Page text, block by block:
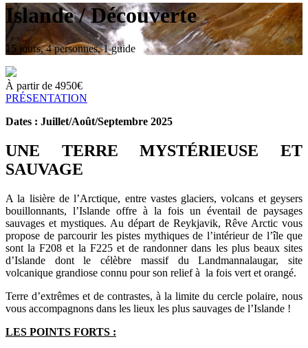
Islande / Découverte
15 jours, 4 personnes, 1 guide
À partir de 4950€
PRÉSENTATION
Dates : Juillet/Août/Septembre 2025
UNE TERRE MYSTÉRIEUSE ET
SAUVAGE
A la lisière de l’Arctique, entre vastes glaciers, volcans et geysers
bouillonnants, l’Islande offre à la fois un éventail de paysages
sauvages et mystiques. Au départ de Reykjavik, Rêve Arctic vous
propose de parcourir les pistes mythiques de l’intérieur de l’île que
sont la F208 et la F225 et de randonner dans les plus beaux sites
d’Islande dont le célèbre massif du Landmannalaugar, site
volcanique grandiose connu pour son relief à la fois vert et orangé.
Terre d’extrêmes et de contrastes, à la limite du cercle polaire, nous
vous accompagnons dans les lieux les plus sauvages de l’Islande !
LES POINTS FORTS :